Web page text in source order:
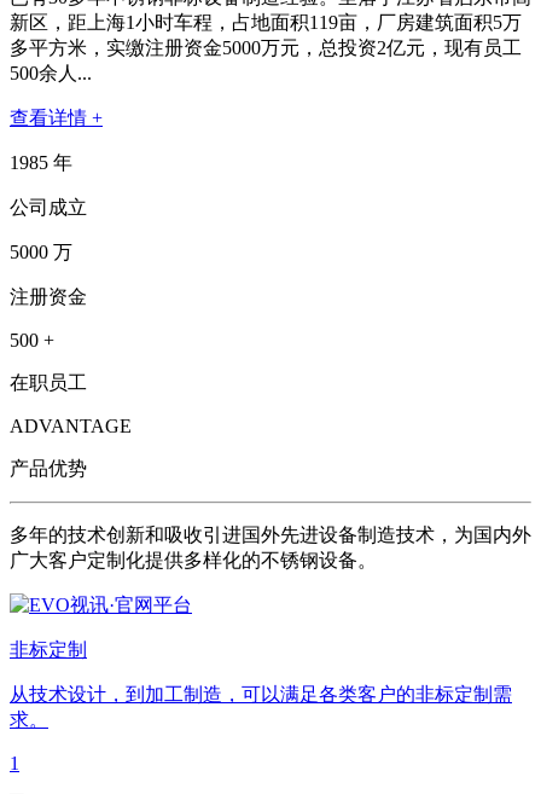
新区，距上海1小时车程，占地面积119亩，厂房建筑面积5万
多平方米，实缴注册资金5000万元，总投资2亿元，现有员工
500余人...
查看详情 +
1985 年
公司成立
5000 万
注册资金
500 +
在职员工
ADVANTAGE
产品优势
多年的技术创新和吸收引进国外先进设备制造技术，为国内外
广大客户定制化提供多样化的不锈钢设备。
非标定制
从技术设计，到加工制造，可以满足各类客户的非标定制需
求。
1